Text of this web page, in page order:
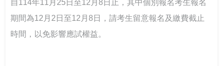
落實法治扎根生活 補助大學法律系所推動法治教育
聽見生命，回歸初心 生命教育廣播節目－「臺灣生命教
育感動地圖」系列專題
跨文化性別教育新典範
自114年11月25日至12月8日止，其中個別報名考生報名
期間為12月2日至12月8日，請考生留意報名及繳費截止
時間，以免影響應試權益。